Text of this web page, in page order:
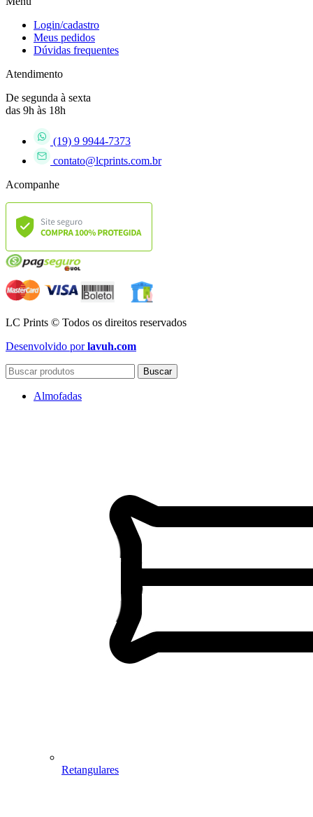
Login/cadastro
Meus pedidos
Dúvidas frequentes
Atendimento
De segunda à sexta
das 9h às 18h
(19) 9 9944-7373
contato@lcprints.com.br
Acompanhe
LC Prints © Todos os direitos reservados
Desenvolvido porlavuh.com
Buscar
Almofadas
Retangulares